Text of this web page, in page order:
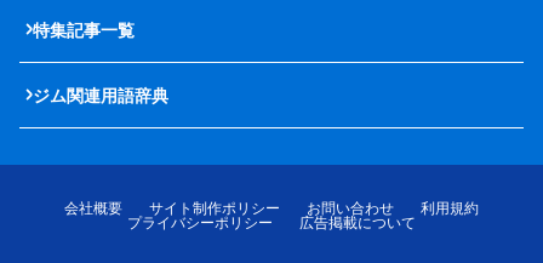
特集記事一覧
ジム関連用語辞典
会社概要 サイト制作ポリシー お問い合わせ
利用規約
プライバシーポリシー
広告掲載について